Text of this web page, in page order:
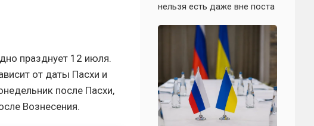
празднует 12 июля.
от даты Пасхи и
после Пасхи,
Вознесения.
нельзя есть даже вне поста